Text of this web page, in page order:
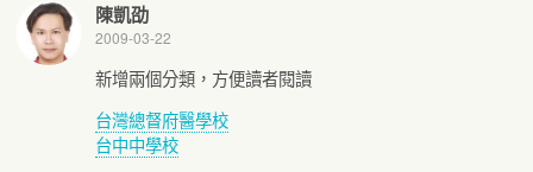
陳凱劭
2009-03-22
新增兩個分類，方便讀者閱讀
台灣總督府醫學校
台中中學校